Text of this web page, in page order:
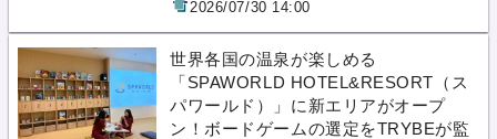
2026/07/30 14:00
世界各国の温泉が楽しめる
「SPAWORLD HOTEL&RESORT（ス
パワールド）」に新エリアがオープ
ン！ボードゲームの選定をTRYBEが監